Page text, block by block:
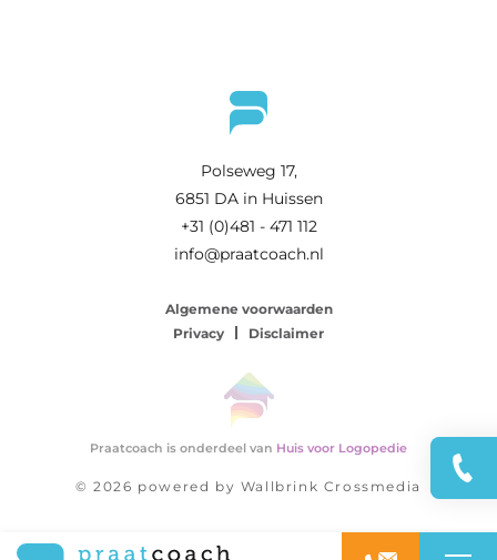
Polseweg 17,
6851 DA in Huissen
+31 (0)481 - 471 112
info@praatcoach.nl
Algemene voorwaarden
Privacy
Disclaimer
Praatcoach is onderdeel van Huis voor Logopedie
© 2026 powered by Wallbrink Crossmedia